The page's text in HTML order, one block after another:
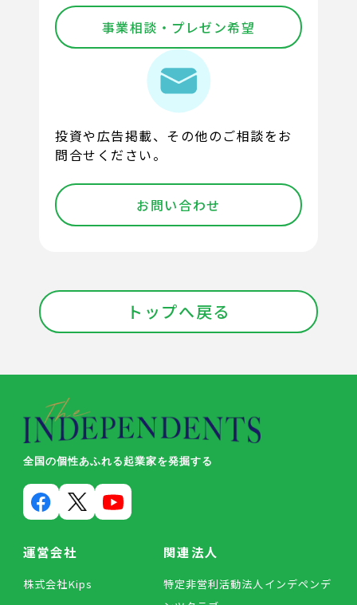
事業相談・プレゼン希望
投資や広告掲載、その他のご相談をお
問合せください。
お問い合わせ
トップへ戻る
全国の個性あふれる起業家を発掘する
運営会社
株式会社Kips
関連法人
特定非営利活動法人インデペンデ